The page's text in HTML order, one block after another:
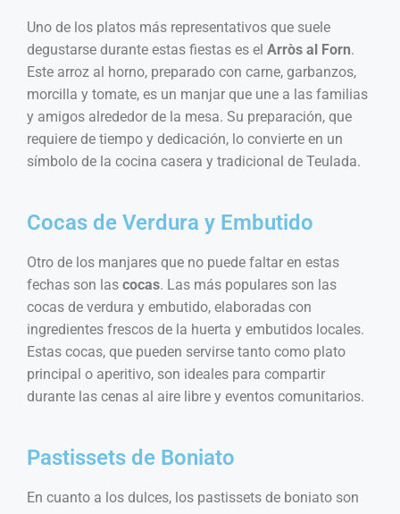
Uno de los platos más representativos que suele
degustarse durante estas fiestas es el Arròs al Forn.
Este arroz al horno, preparado con carne, garbanzos,
morcilla y tomate, es un manjar que une a las familias
y amigos alrededor de la mesa. Su preparación, que
requiere de tiempo y dedicación, lo convierte en un
símbolo de la cocina casera y tradicional de Teulada.
Cocas de Verdura y Embutido
Otro de los manjares que no puede faltar en estas
fechas son las cocas. Las más populares son las
cocas de verdura y embutido, elaboradas con
ingredientes frescos de la huerta y embutidos locales.
Estas cocas, que pueden servirse tanto como plato
principal o aperitivo, son ideales para compartir
durante las cenas al aire libre y eventos comunitarios.
Pastissets de Boniato
En cuanto a los dulces, los pastissets de boniato son